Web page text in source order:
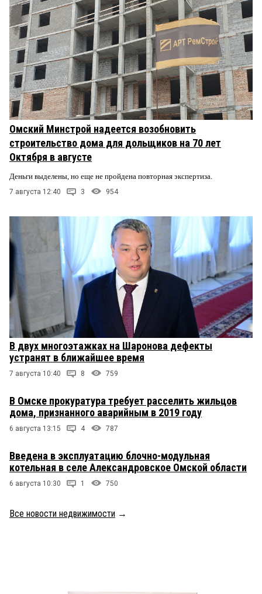
Омский Минстрой надеется возобновить
строительство дома для дольщиков на 70 лет
Октября в августе
Деньги выделены, но еще не пройдена повторная экспертиза.
7 августа 12:40 3 954
В двух многоэтажках на Шаронова дефекты
устранят в ближайшее время
7 августа 10:40 8 759
В Омске прокуратура требует расселить жильцов
дома, признанного аварийным в 2019 году
6 августа 13:15 4 787
Введена в эксплуатацию блочно-модульная
котельная в селе Александровское Омской области
6 августа 10:30 1 750
Все новости недвижимости →